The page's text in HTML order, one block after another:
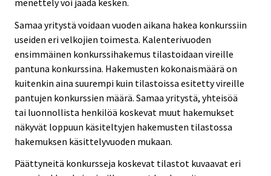
Samaa yritystä voidaan vuoden aikana hakea konkurssiin
useiden eri velkojien toimesta. Kalenterivuoden
ensimmäinen konkurssihakemus tilastoidaan vireille
pantuna konkurssina. Hakemusten kokonaismäärä on
kuitenkin aina suurempi kuin tilastoissa esitetty vireille
pantujen konkurssien määrä. Samaa yritystä, yhteisöä
tai luonnollista henkilöä koskevat muut hakemukset
näkyvät loppuun käsiteltyjen hakemusten tilastossa
hakemuksen käsittelyvuoden mukaan.
Päättyneitä konkursseja koskevat tilastot kuvaavat eri